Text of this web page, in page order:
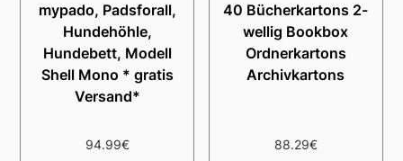
mypado, Padsforall,
Hundehöhle,
Hundebett, Modell
Shell Mono * gratis
Versand*
94.99€
40 Bücherkartons 2-
wellig Bookbox
Ordnerkartons
Archivkartons
88.29€